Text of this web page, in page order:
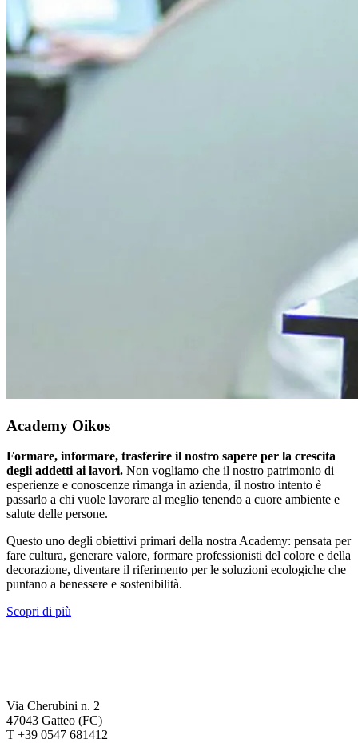
Academy Oikos
Formare, informare, trasferire il nostro sapere per la crescita
degli addetti ai lavori. Non vogliamo che il nostro patrimonio di
esperienze e conoscenze rimanga in azienda, il nostro intento è
passarlo a chi vuole lavorare al meglio tenendo a cuore ambiente e
salute delle persone.
Questo uno degli obiettivi primari della nostra Academy: pensata per
fare cultura, generare valore, formare professionisti del colore e della
decorazione, diventare il riferimento per le soluzioni ecologiche che
puntano a benessere e sostenibilità.
Scopri di più
Via Cherubini n. 2
47043 Gatteo (FC)
T +39 0547 681412